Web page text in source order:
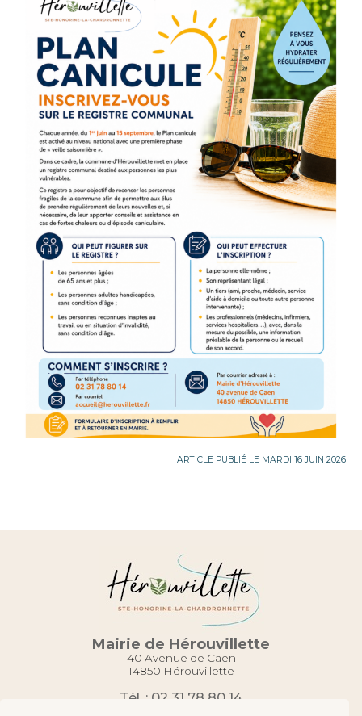
ARTICLE PUBLIÉ LE MARDI 16 JUIN 2026
Mairie de Hérouvillette
40 Avenue de Caen
14850 Hérouvillette
Tél. : 02 31 78 80 14